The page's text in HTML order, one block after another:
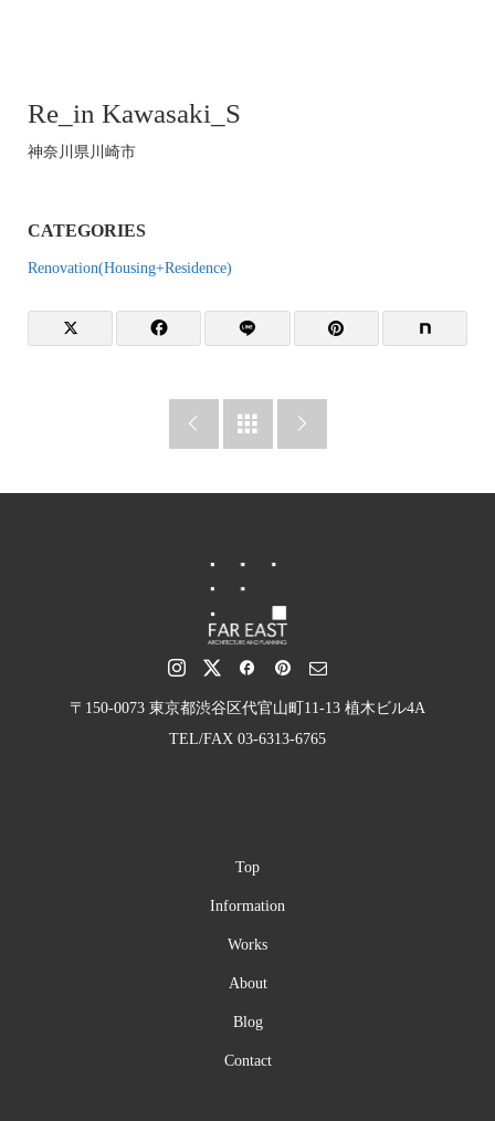
Re_in Kawasaki_S
神奈川県川崎市
CATEGORIES
Renovation(Housing+Residence)
  
〒150-0073 東京都渋谷区代官山町11-13 植木ビル4A
TEL/FAX 03-6313-6765
Top
Information
Works
About
Blog
Contact